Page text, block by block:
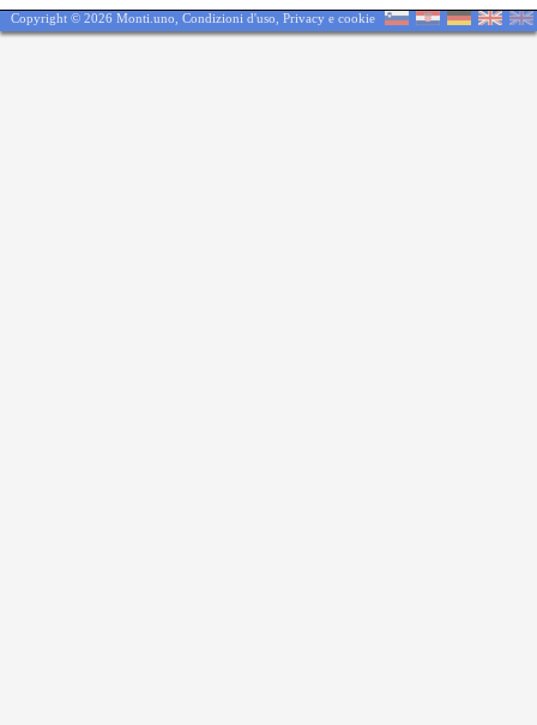
Copyright © 2026 Monti.uno, Condizioni d'uso Privacy e cookie